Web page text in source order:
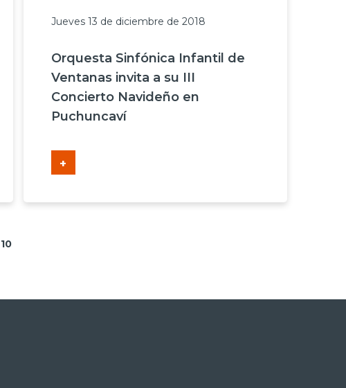
Jueves 13 de diciembre de 2018
Orquesta Sinfónica Infantil de
Ventanas invita a su III
Concierto Navideño en
Puchuncaví
+
10